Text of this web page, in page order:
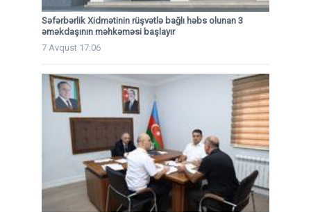
Səfərbərlik Xidmətinin rüşvətlə bağlı həbs olunan 3
əməkdaşının məhkəməsi başlayır
7 Avqust 17:06